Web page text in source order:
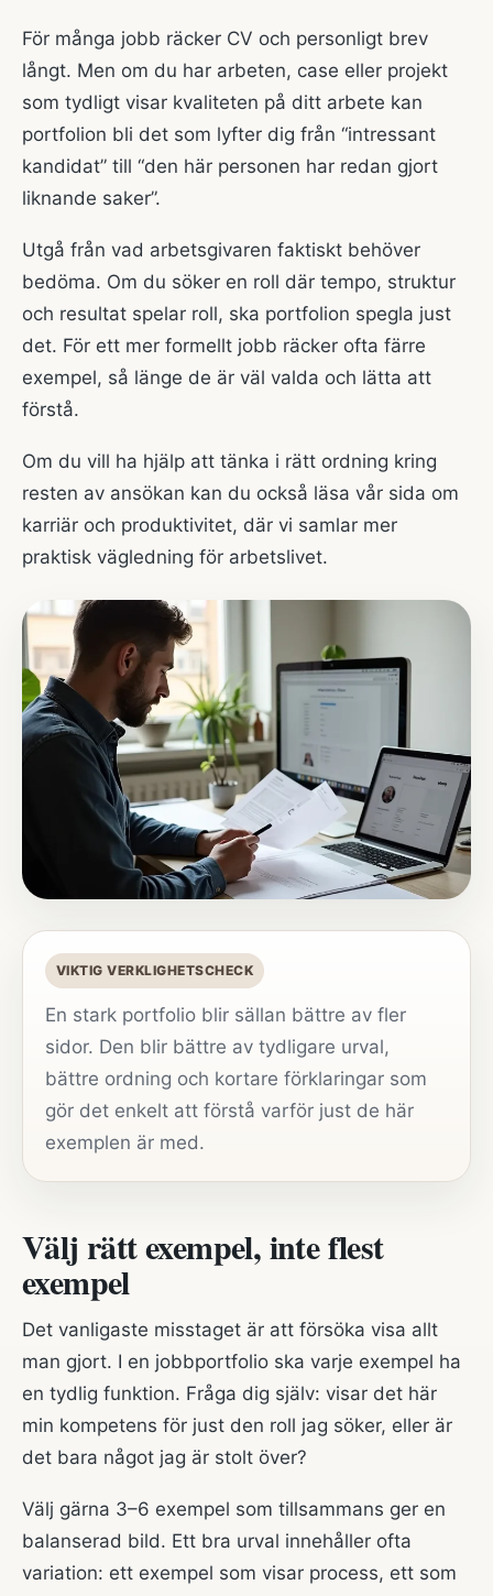
För många jobb räcker CV och personligt brev
långt. Men om du har arbeten, case eller projekt
som tydligt visar kvaliteten på ditt arbete kan
portfolion bli det som lyfter dig från “intressant
kandidat” till “den här personen har redan gjort
liknande saker”.
Utgå från vad arbetsgivaren faktiskt behöver
bedöma. Om du söker en roll där tempo, struktur
och resultat spelar roll, ska portfolion spegla just
det. För ett mer formellt jobb räcker ofta färre
exempel, så länge de är väl valda och lätta att
förstå.
Om du vill ha hjälp att tänka i rätt ordning kring
resten av ansökan kan du också läsa vår sida om
karriär och produktivitet, där vi samlar mer
praktisk vägledning för arbetslivet.
VIKTIG VERKLIGHETSCHECK
En stark portfolio blir sällan bättre av fler
sidor. Den blir bättre av tydligare urval,
bättre ordning och kortare förklaringar som
gör det enkelt att förstå varför just de här
exemplen är med.
Välj rätt exempel, inte flest
exempel
Det vanligaste misstaget är att försöka visa allt
man gjort. I en jobbportfolio ska varje exempel ha
en tydlig funktion. Fråga dig själv: visar det här
min kompetens för just den roll jag söker, eller är
det bara något jag är stolt över?
Välj gärna 3–6 exempel som tillsammans ger en
balanserad bild. Ett bra urval innehåller ofta
variation: ett exempel som visar process, ett som